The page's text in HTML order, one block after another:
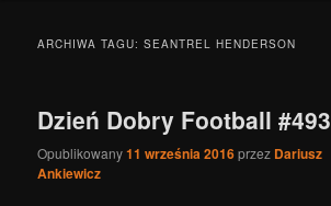
ARCHIWA TAGU:SEANTREL HENDERSON
Dzień Dobry Football #493
Opublikowany11 września 2016przez Dariusz
Ankiewicz